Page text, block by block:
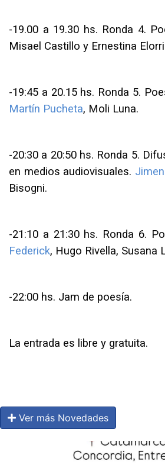
-19.00 a 19.30 hs. Ronda 4.
Misael Castillo y Ernestina
-19:45 a 20.15 hs. Ronda 5.
Martín Pucheta, Moli Luna.
-20:30 a 20:50 hs. Ronda 5.
en medios audiovisuales.
Bisogni.
-21:10 a 21:30 hs. Ronda 6.
Federick, Hugo Rivella, Susana
-22:00 hs. Jam de poesía.
La entrada es libre y gratuita.
Ver más Novedades